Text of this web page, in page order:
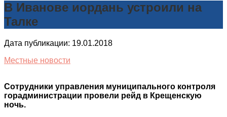
В Иванове иордань устроили на
Талке
Дата публикации: 19.01.2018
Местные новости
Сотрудники управления муниципального контроля
горадминистрации провели рейд в Крещенскую
ночь.